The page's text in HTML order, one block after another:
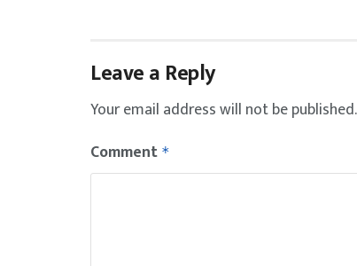
Leave a Reply
Your email address will not be published.
Comment *